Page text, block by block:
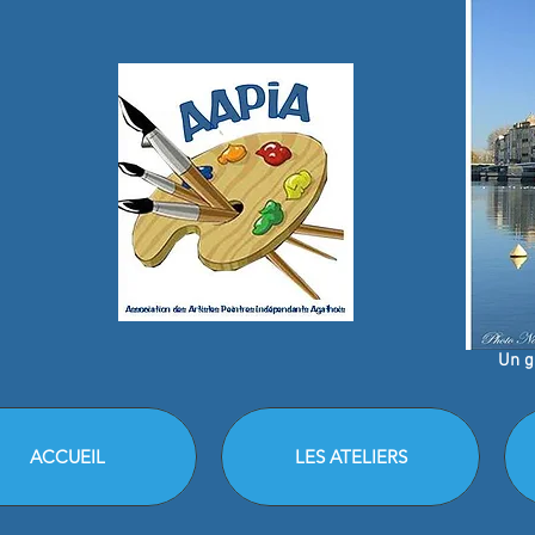
Un
ACCUEIL LES ATELIERS